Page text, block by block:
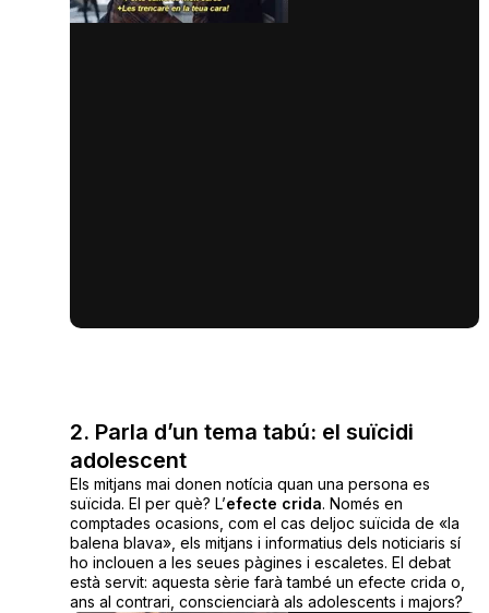
2. Parla d’un tema tabú: el suïcidi
adolescent
Els mitjans mai donen notícia quan una persona es
suïcida. El per què? L’efecte crida. Només en
comptades ocasions, com el cas deljoc suïcida de «la
balena blava», els mitjans i informatius dels noticiaris sí
ho inclouen a les seues pàgines i escaletes. El debat
està servit: aquesta sèrie farà també un efecte crida o,
ans al contrari, conscienciarà als adolescents i majors?